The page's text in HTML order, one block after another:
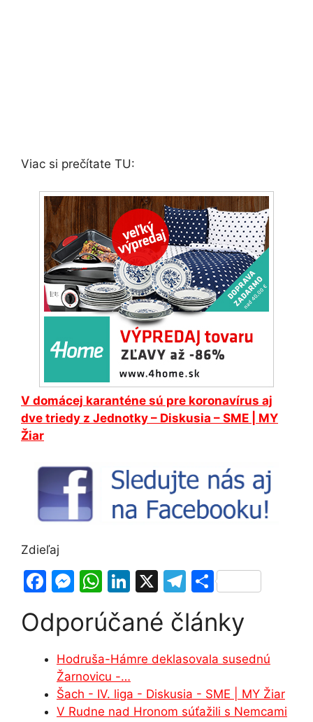
Viac si prečítate TU:
V domácej karanténe sú pre koronavírus aj
dve triedy z Jednotky – Diskusia – SME | MY
Žiar
Zdieľaj
F
c
e
b
o
o
M
s
s
e
n
g
W
at
s
A
p
p
Li
k
dI
n
X
T
e
a
m
S
ar
Odporúčané články
Hodruša-Hámre deklasovala susednú
Žarnovicu -…
Šach - IV. liga - Diskusia - SME | MY Žiar
V Rudne nad Hronom súťažili s Nemcami